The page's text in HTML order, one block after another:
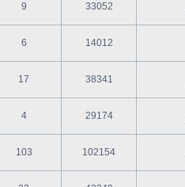
9 33052
6 14012
17 38341
4 29174
103 102154